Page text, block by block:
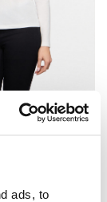
ads, to
od čistog